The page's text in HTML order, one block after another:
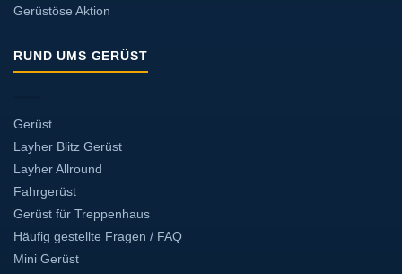
Gerüstöse Aktion
RUND UMS GERÜST
Gerüst
Layher Blitz Gerüst
Layher Allround
Fahrgerüst
Gerüst für Treppenhaus
Häufig gestellte Fragen / FAQ
Mini Gerüst